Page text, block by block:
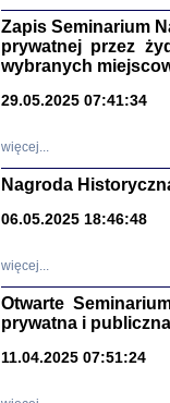
Zapis Seminarium
prywatnej przez
wybranych
29.05.2025 07:41:34
więcej...
Nagroda
06.05.2025 18:46:48
więcej...
Otwarte
prywatna i
11.04.2025 07:51:24